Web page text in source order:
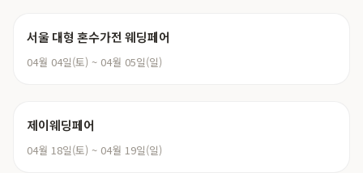
서울 대형 혼수가전 웨딩페어
04월 04일(토) ~ 04월 05일(일)
제이웨딩페어
04월 18일(토) ~ 04월 19일(일)